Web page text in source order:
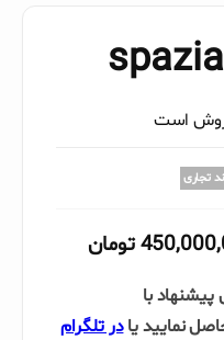
است
تجاری
تومان
با
نمایید یادر تلگرام